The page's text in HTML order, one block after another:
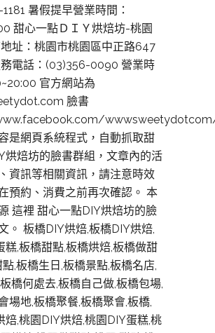
暑假提早營業時間：
甜心一點ＤＩＹ烘焙坊-桃園
址：桃園市桃園區中正路647
電話：(03)356-0090 營業時
官方網站為
臉書
是網頁系統程式，自動抓取甜
烘焙坊的臉書群組，文章內的活
資訊等相關資訊，請注意時效
預約、消費之前再次確認。 本
這裡 甜心一點DIY烘焙坊的臉
。 板橋DIY烘焙,板橋DIY烘焙,
糕,板橋甜點,板橋烘焙,板橋做甜
,板橋生日,板橋景點,板橋名店,
橋何處去,板橋自己做,板橋包場,
場地,板橋聚餐,板橋聚會,板橋,
焙,桃園DIY烘焙,桃園DIY蛋糕,桃